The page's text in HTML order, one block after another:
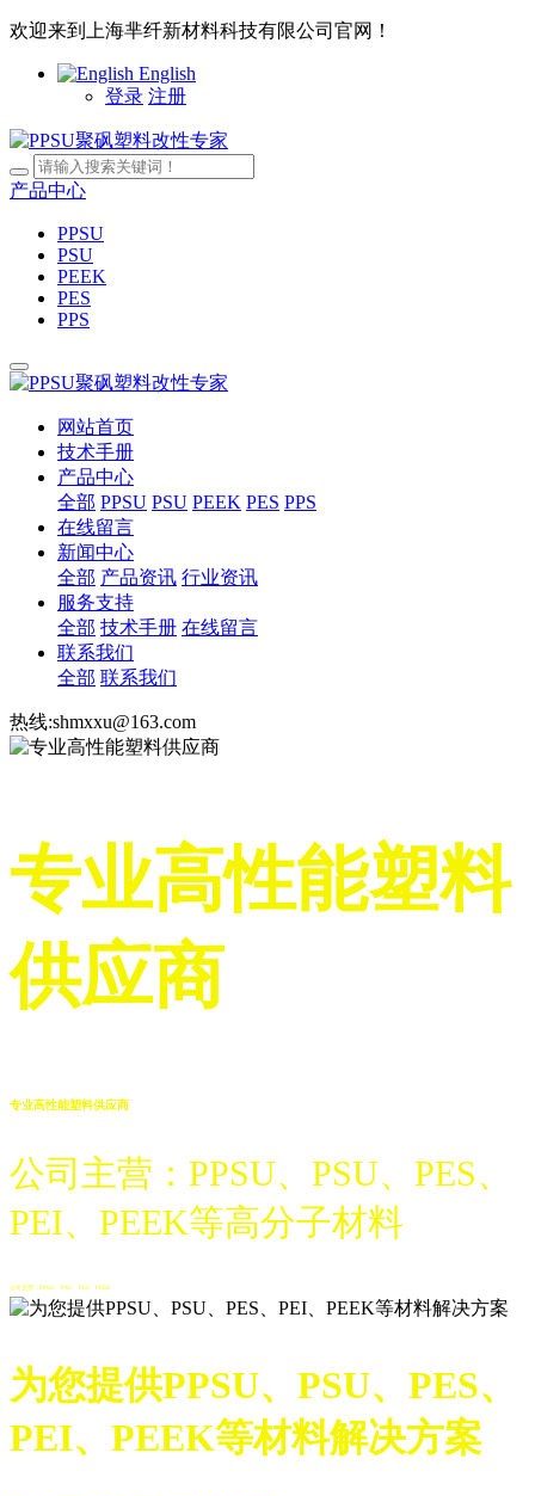
欢迎来到上海芈纤新材料科技有限公司官网！
English
登录 注册
产品中心
PPSU
PSU
PEEK
PES
PPS
网站首页
技术手册
产品中心
全部 PPSU PSU PEEK PES PPS
在线留言
新闻中心
全部 产品资讯 行业资讯
服务支持
全部 技术手册 在线留言
联系我们
全部 联系我们
热线:shmxxu@163.com
专业高性能塑料
供应商
专业高性能塑料供应商
公司主营：PPSU、PSU、PES、
PEI、PEEK等高分子材料
公司主营：PPSU、PSU、PES、PEEK
为您提供PPSU、PSU、PES、
PEI、PEEK等材料解决方案